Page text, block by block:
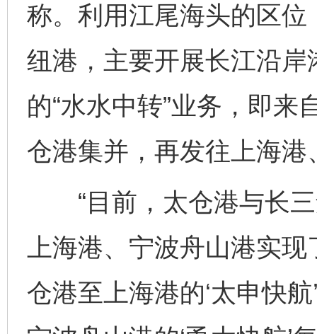
称。利用江尾海头的区
纽港，主要开展长江沿
的“水水中转”业务，即
仓港集并，再发往上海
“目前，太仓港与长
上海港、宁波舟山港实
仓港至上海港的‘太申快